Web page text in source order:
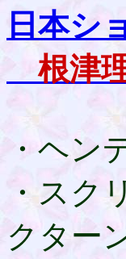
日本シ
根津
・ヘン
・スク
クター